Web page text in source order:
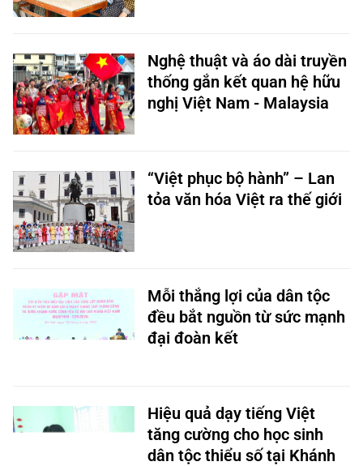
Nghệ thuật và áo dài truyền
thống gắn kết quan hệ hữu
nghị Việt Nam - Malaysia
“Việt phục bộ hành” – Lan
tỏa văn hóa Việt ra thế giới
Mỗi thắng lợi của dân tộc
đều bắt nguồn từ sức mạnh
đại đoàn kết
Hiệu quả dạy tiếng Việt
tăng cường cho học sinh
dân tộc thiểu số tại Khánh